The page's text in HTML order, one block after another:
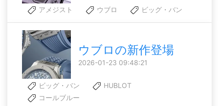
アメジスト ウブロ ビッグ・バン
ウブロの新作登場
2026-01-23 09:48:21
ビッグ・バン
HUBLOT
コールブルー